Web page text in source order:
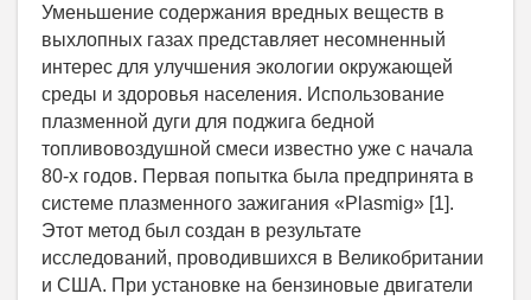
Уменьшение содержания вредных веществ в
выхлопных газах представляет несомненный
интерес для улучшения экологии окружающей
среды и здоровья населения. Использование
плазменной дуги для поджига бедной
топливовоздушной смеси известно уже с начала
80-х годов. Первая попытка была предпринята в
системе плазменного зажигания «Plasmig» [1].
Этот метод был создан в результате
исследований, проводившихся в Великобритании
и США. При установке на бензиновые двигатели